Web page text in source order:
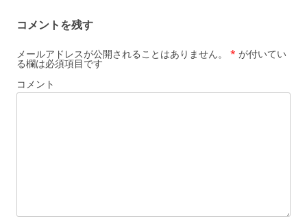
コメントを残す
メールアドレスが公開されることはありません。 * が付いてい
る欄は必須項目です
コメント